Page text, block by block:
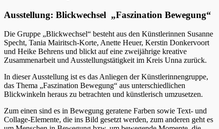
Ausstellung: Blickwechsel „Faszination Bewegung“
Die Gruppe „Blickwechsel“ besteht aus den Künstlerinnen Susanne
Specht, Tania Mairitsch-Korte, Anette Heuer, Kerstin Donkervoort
und Heike Behrens und blickt auf eine zweijährige kreative
Zusammenarbeit und Ausstellungstätigkeit im Kreis Unna zurück.
In dieser Ausstellung ist es das Anliegen der Künstlerinnengruppe,
das Thema „Faszination Bewegung“ aus unterschiedlichen
Blickwinkeln heraus zu betrachten und künstlerisch umzusetzen.
Zum einen sind es in Bewegung geratene Farben sowie Text- und
Collage-Elemente, die ins Bild gesetzt werden, zum anderen geht es